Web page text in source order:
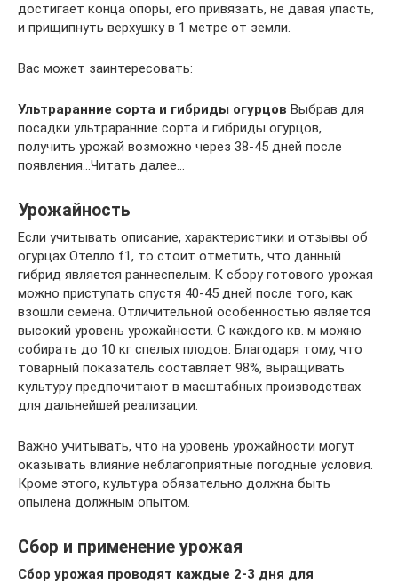
достигает конца опоры, его привязать, не давая упасть,
и прищипнуть верхушку в 1 метре от земли.
Вас может заинтересовать:
Ультраранние сорта и гибриды огурцов Выбрав для
посадки ультраранние сорта и гибриды огурцов,
получить урожай возможно через 38-45 дней после
появления…Читать далее…
Урожайность
Если учитывать описание, характеристики и отзывы об
огурцах Отелло f1, то стоит отметить, что данный
гибрид является раннеспелым. К сбору готового урожая
можно приступать спустя 40-45 дней после того, как
взошли семена. Отличительной особенностью является
высокий уровень урожайности. С каждого кв. м можно
собирать до 10 кг спелых плодов. Благодаря тому, что
товарный показатель составляет 98%, выращивать
культуру предпочитают в масштабных производствах
для дальнейшей реализации.
Важно учитывать, что на уровень урожайности могут
оказывать влияние неблагоприятные погодные условия.
Кроме этого, культура обязательно должна быть
опылена должным опытом.
Сбор и применение урожая
Сбор урожая проводят каждые 2-3 дня для